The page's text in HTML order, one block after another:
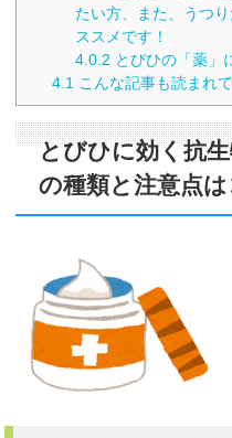
たい方、また、うつ
ススメです！
4.0.2 とびひの「薬」
4.1 こんな記事も読まれ
とびひに効く抗
の種類と注意点